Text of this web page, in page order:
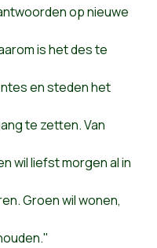
op nieuwe
is het des te
en steden het
te zetten. Van
wil liefst morgen al in
Groen wil wonen,